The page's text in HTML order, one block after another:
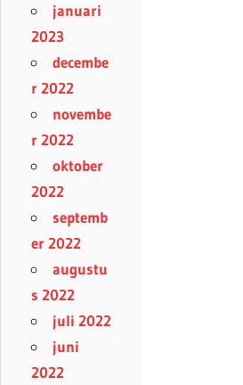
januari
2023
decembe
r 2022
novembe
r 2022
oktober
2022
septemb
er 2022
augustu
s 2022
juli 2022
juni
2022